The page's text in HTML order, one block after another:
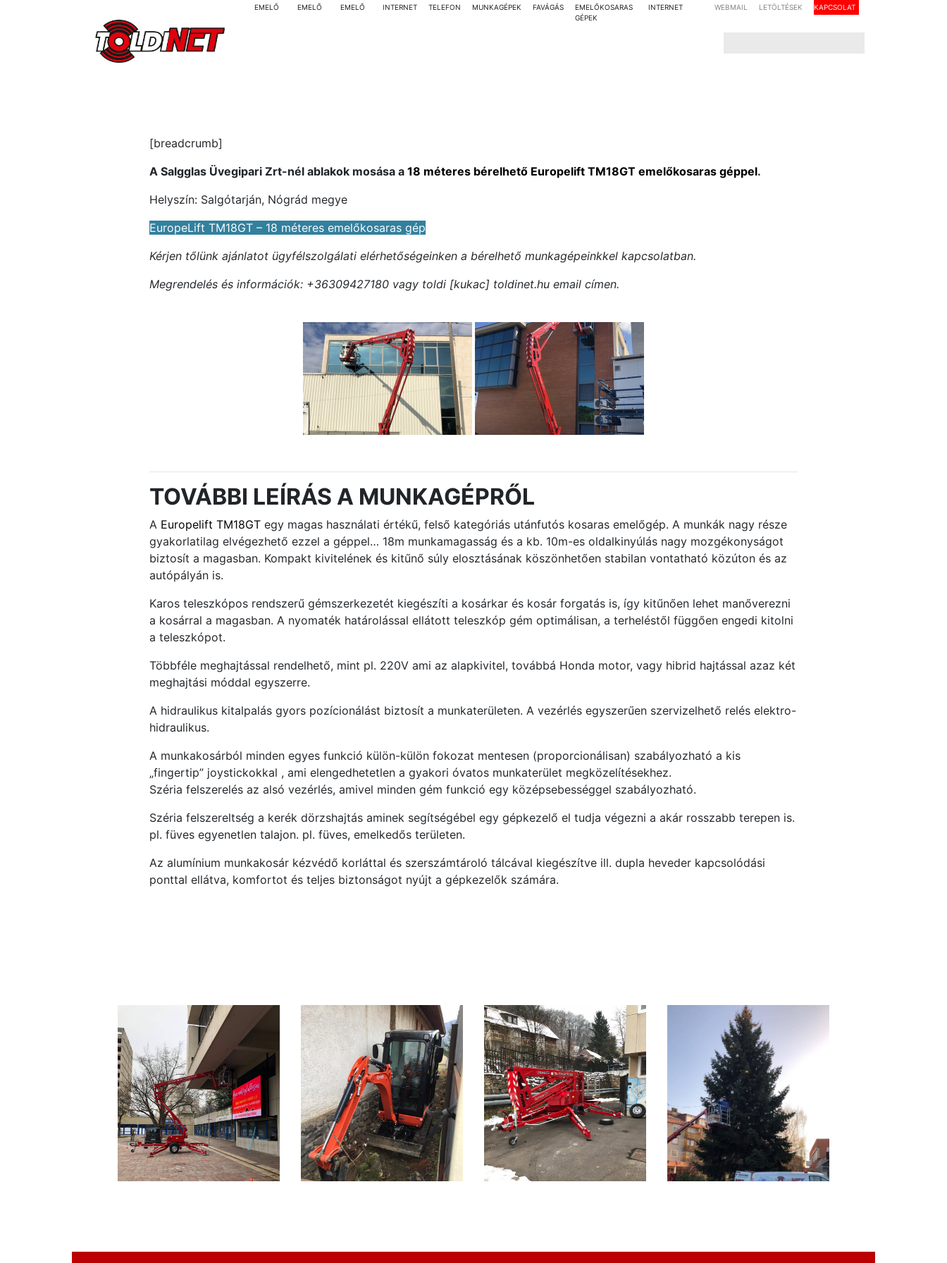
EMELŐ
EMELŐ
EMELŐ
INTERNET TELEFON MUNKAGÉPEK FAVÁGÁS
EMELŐKOSARAS
GÉPEK
INTERNET
WEBMAIL LETÖLTÉSEK KAPCSOLAT
[breadcrumb]
A Salgglas Üvegipari Zrt-nél ablakok mosása a 18 méteres bérelhető Europelift TM18GT emelőkosaras géppel.
Helyszín: Salgótarján, Nógrád megye
EuropeLift TM18GT – 18 méteres emelőkosaras gép
Kérjen tőlünk ajánlatot ügyfélszolgálati elérhetőségeinken a bérelhető munkagépeinkkel kapcsolatban.
Megrendelés és információk: +36309427180 vagy toldi [kukac] toldinet.hu email címen.
TOVÁBBI LEÍRÁS A MUNKAGÉPRŐL
A Europelift TM18GT egy magas használati értékű, felső kategóriás utánfutós kosaras emelőgép. A munkák nagy része
gyakorlatilag elvégezhető ezzel a géppel… 18m munkamagasság és a kb. 10m-es oldalkinyúlás nagy mozgékonyságot
biztosít a magasban. Kompakt kivitelének és kitűnő súly elosztásának köszönhetően stabilan vontatható közúton és az
autópályán is.
Karos teleszkópos rendszerű gémszerkezetét kiegészíti a kosárkar és kosár forgatás is, így kitűnően lehet manőverezni
a kosárral a magasban. A nyomaték határolással ellátott teleszkóp gém optimálisan, a terheléstől függően engedi kitolni
a teleszkópot.
Többféle meghajtással rendelhető, mint pl. 220V ami az alapkivitel, továbbá Honda motor, vagy hibrid hajtással azaz két
meghajtási móddal egyszerre.
A hidraulikus kitalpalás gyors pozícionálást biztosít a munkaterületen. A vezérlés egyszerűen szervizelhető relés elektro-
hidraulikus.
A munkakosárból minden egyes funkció külön-külön fokozat mentesen (proporcionálisan) szabályozható a kis
„fingertip” joystickokkal , ami elengedhetetlen a gyakori óvatos munkaterület megközelítésekhez.
Széria felszerelés az alsó vezérlés, amivel minden gém funkció egy középsebességgel szabályozható.
Széria felszereltség a kerék dörzshajtás aminek segítségébel egy gépkezelő el tudja végezni a akár rosszabb terepen is.
pl. füves egyenetlen talajon. pl. füves, emelkedős területen.
Az alumínium munkakosár kézvédő korláttal és szerszámtároló tálcával kiegészítve ill. dupla heveder kapcsolódási
ponttal ellátva, komfortot és teljes biztonságot nyújt a gépkezelők számára.